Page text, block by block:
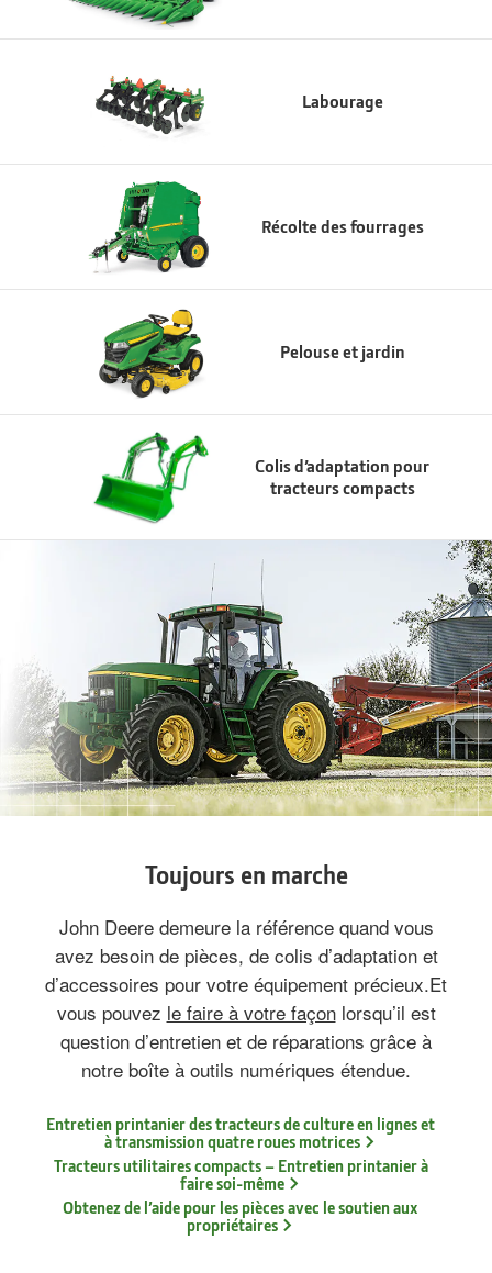
Labourage
Récolte des fourrages
Pelouse et jardin
Colis d’adaptation pour
tracteurs compacts
Toujours en marche
John Deere demeure la référence quand vous
avez besoin de pièces, de colis d’adaptation et
d’accessoires pour votre équipement précieux.Et
vous pouvez le faire à votre façonlorsqu’il est
question d’entretien et de réparations grâce à
notre boîte à outils numériques étendue.
Entretien printanier des tracteurs de culture en lignes et
à transmission quatre roues motrices
Tracteurs utilitaires compacts – Entretien printanier à
faire soi-même
Obtenez de l’aide pour les pièces avec le soutien aux
propriétaires